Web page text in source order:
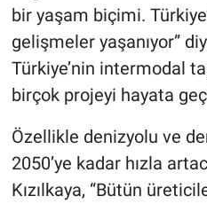
bir yaşam biçimi.
gelişmeler yaşanıyor”
Türkiye’nin intermodal
birçok projeyi hayata
Özellikle denizyolu ve
2050’ye kadar hızla
Kızılkaya, “Bütün